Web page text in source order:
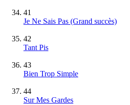
41
Je Ne Sais Pas (Grand succès)
42
Tant Pis
43
Bien Trop Simple
44
Sur Mes Gardes